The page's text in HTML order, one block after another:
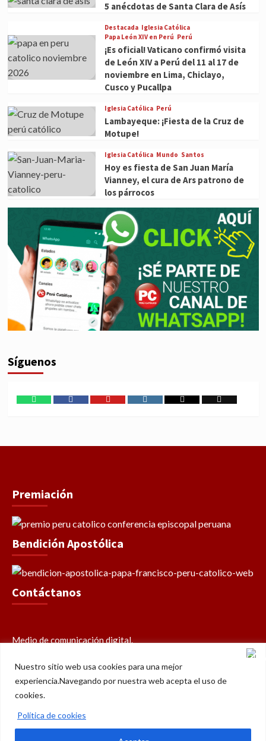
Nuestro sitio web usa cookies para una mejor
experiencia.Navegando por nuestra web acepta el uso de
cookies.
Política de cookies
5 anécdotas de Santa Clara de Asís
Destacada Iglesia Católica
Papa León XIV en Perú Perú
¡Es oficial! Vaticano confirmó visita
de León XIV a Perú del 11 al 17 de
noviembre en Lima, Chiclayo,
Cusco y Pucallpa
Iglesia Católica Perú
Lambayeque: ¡Fiesta de la Cruz de
Motupe!
Iglesia Católica Mundo Santos
Hoy es fiesta de San Juan María
Vianney, el cura de Ars patrono de
los párrocos
Síguenos
Premiación
Bendición Apostólica
Contáctanos
Medio de comunicación digital.
contacto@perucatolico.com
prensa@perucatolico.com
www.perucatolico.com
«14 años evangelizando el Perú»